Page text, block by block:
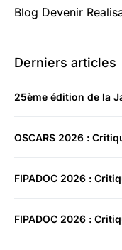
Blog Devenir
Derniers articles
25ème édition de la
OSCARS 2026 :
FIPADOC 2026 :
FIPADOC 2026 :